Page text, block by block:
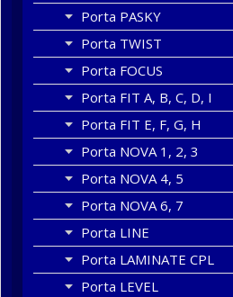
Porta PASKY
Porta TWIST
Porta FOCUS
Porta FIT A, B, C, D, I
Porta FIT E, F, G, H
Porta NOVA 1, 2, 3
Porta NOVA 4, 5
Porta NOVA 6, 7
Porta LINE
Porta LAMINATE CPL
Porta LEVEL